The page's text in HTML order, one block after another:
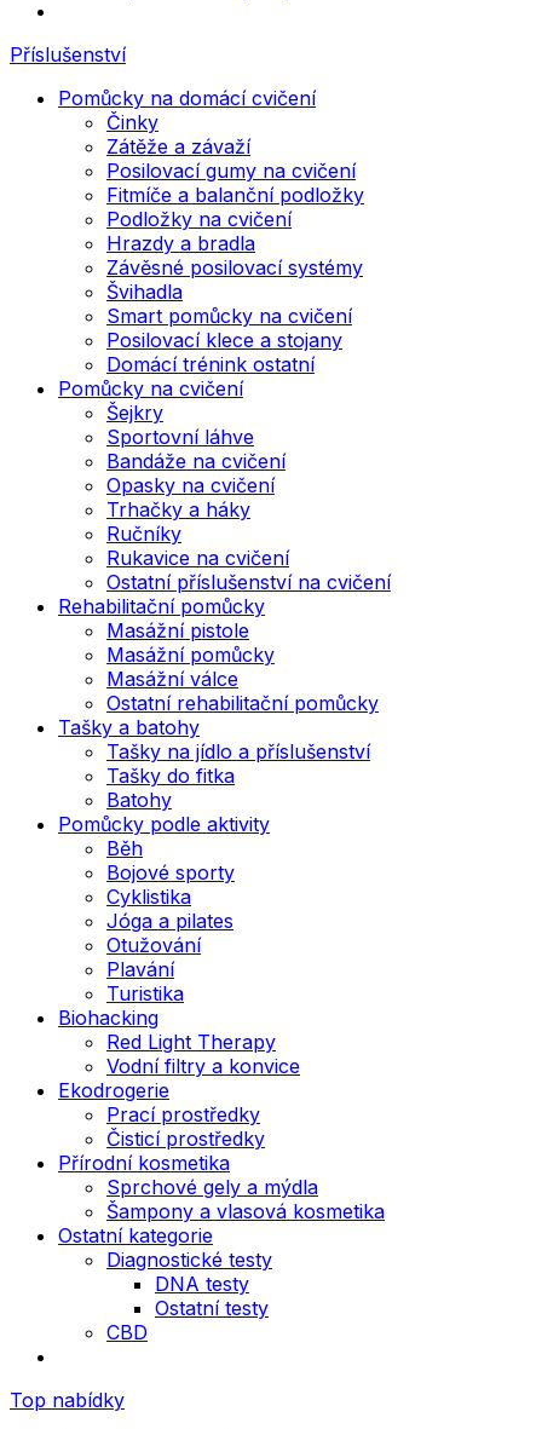
Příslušenství
Pomůcky na domácí cvičení
Činky
Zátěže a závaží
Posilovací gumy na cvičení
Fitmíče a balanční podložky
Podložky na cvičení
Hrazdy a bradla
Závěsné posilovací systémy
Švihadla
Smart pomůcky na cvičení
Posilovací klece a stojany
Domácí trénink ostatní
Pomůcky na cvičení
Šejkry
Sportovní láhve
Bandáže na cvičení
Opasky na cvičení
Trhačky a háky
Ručníky
Rukavice na cvičení
Ostatní příslušenství na cvičení
Rehabilitační pomůcky
Masážní pistole
Masážní pomůcky
Masážní válce
Ostatní rehabilitační pomůcky
Tašky a batohy
Tašky na jídlo a příslušenství
Tašky do fitka
Batohy
Pomůcky podle aktivity
Běh
Bojové sporty
Cyklistika
Jóga a pilates
Otužování
Plavání
Turistika
Biohacking
Red Light Therapy
Vodní filtry a konvice
Ekodrogerie
Prací prostředky
Čisticí prostředky
Přírodní kosmetika
Sprchové gely a mýdla
Šampony a vlasová kosmetika
Ostatní kategorie
Diagnostické testy
DNA testy
Ostatní testy
CBD
Top nabídky